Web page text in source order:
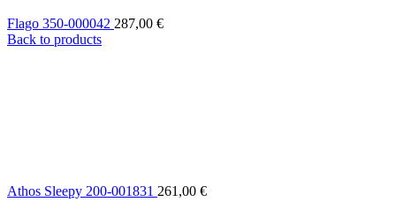
Flago 350-000042 287,00 €
Back to products
Athos Sleepy 200-001831 261,00 €